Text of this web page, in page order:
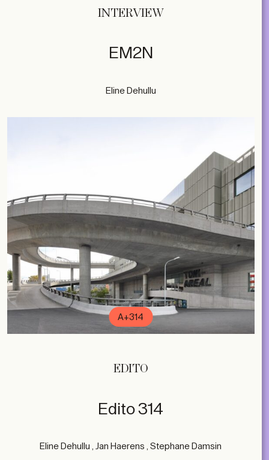
INTERVIEW
EM2N
Eline Dehullu
A+314
EDITO
Edito 314
Eline Dehullu , Jan Haerens , Stephane Damsin